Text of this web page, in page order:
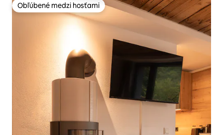
Obľúbené medzi hosťami
Obľúbené medzi hosťami